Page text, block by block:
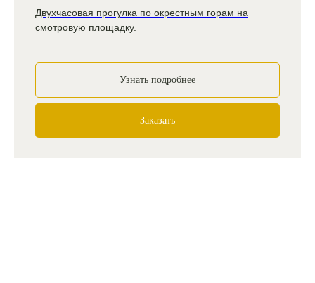
Двухчасовая прогулка по окрестным горам на
смотровую площадку.
Узнать подробнее
Заказать